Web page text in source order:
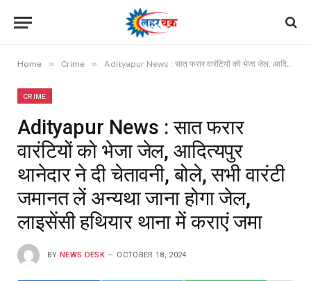
Home » Crime » Adityapur News : सात फरार वारंटियों को भेजा जेल, आदित्यपुर थानेदार ने दी चेतावनी, बोले, सभी वारंटी जमानत लें अन्यथा जाना होगा जेल, लाइसेंसी हथियार थाना में कराएं जमा
CRIME
Adityapur News : सात फरार
वारंटियों को भेजा जेल, आदित्यपुर
थानेदार ने दी चेतावनी, बोले, सभी वारंटी
जमानत लें अन्यथा जाना होगा जेल,
लाइसेंसी हथियार थाना में कराएं जमा
BY NEWS DESK OCTOBER 18, 2024